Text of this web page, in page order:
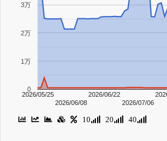
2026/05/25
2026/06/08
2026/06/22
2026/07/06
0
1万
2万
3万
10 20 40